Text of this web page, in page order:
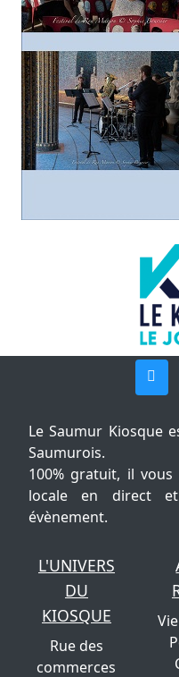
Le Saumur Kiosque
Saumurois.
100% gratuit, il
locale en direct
évènement.
L'UNIVERS
DU
KIOSQUE
Rue des
commerces